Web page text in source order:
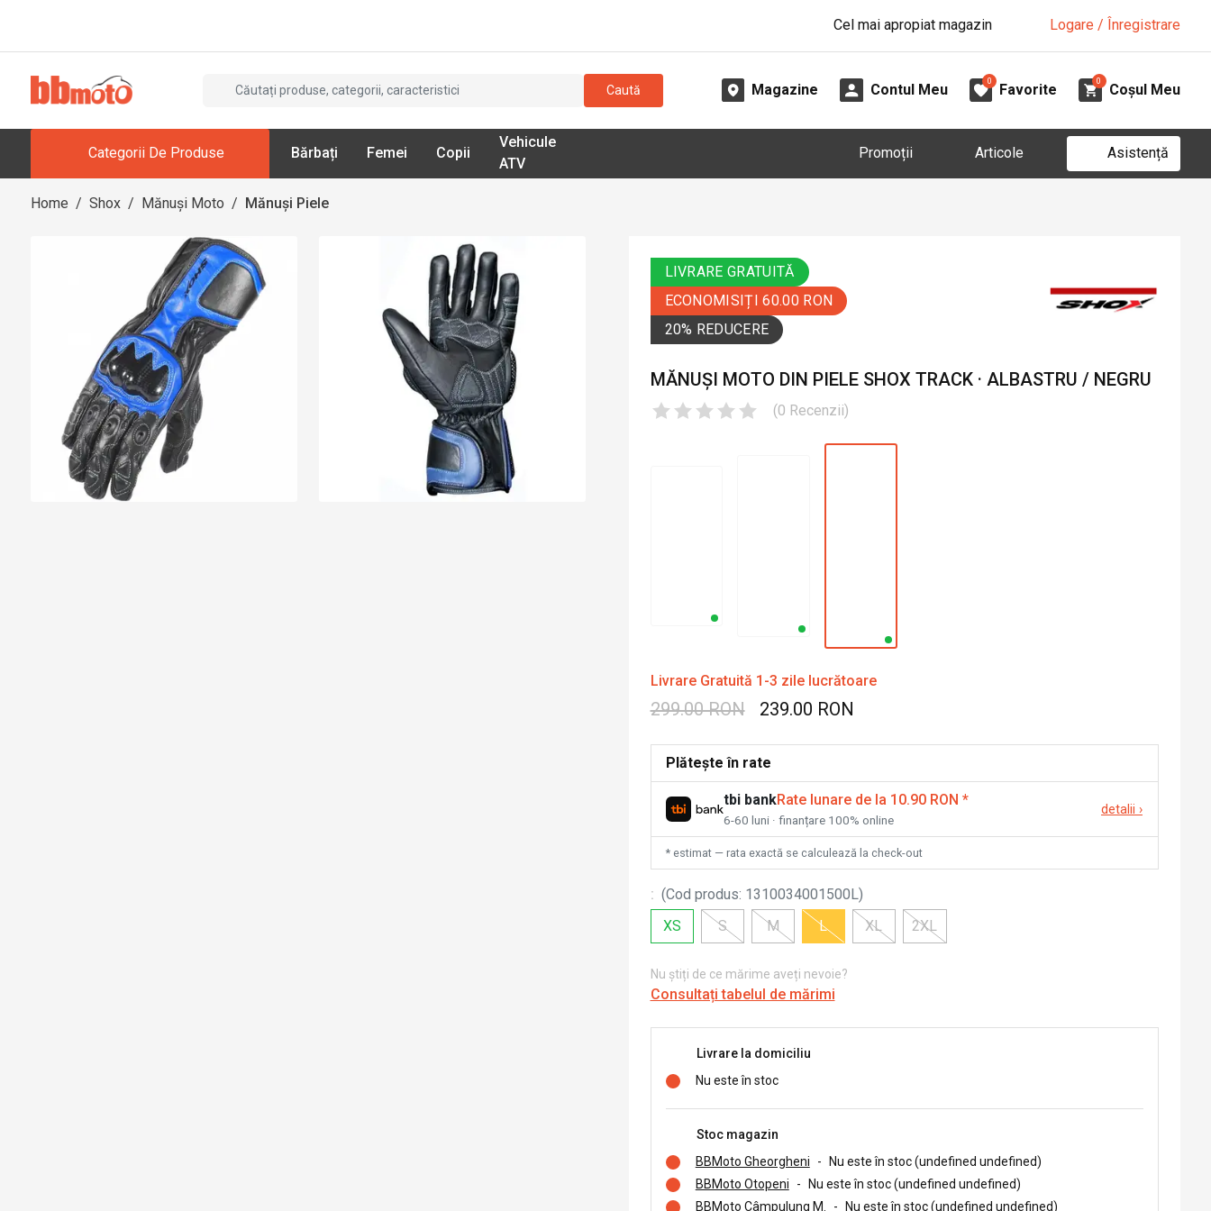
Cel mai apropiat magazin Logare / Înregistrare
Caută Magazine Contul Meu
0
Favorite
0
Coșul Meu
Categorii De Produse Bărbați Femei Copii
Vehicule
ATV
Promoții Articole Asistență
Home / Shox / Mănuși Moto / Mănuși Piele
LIVRARE GRATUITĂ
ECONOMISIȚI 60.00 RON
20% REDUCERE
MĂNUȘI MOTO DIN PIELE SHOX TRACK · ALBASTRU / NEGRU
(0 Recenzii)
Livrare Gratuită 1-3 zile lucrătoare
299.00 RON 239.00 RON
Plătește în rate
tbi bankRate lunare de la 10.90 RON *
6-60 luni · finanțare 100% online
detalii ›
* estimat — rata exactă se calculează la check-out
: (Cod produs: 1310034001500L)
XS
S M L XL 2XL
Nu știți de ce mărime aveți nevoie?
Consultați tabelul de mărimi
Livrare la domiciliu
Nu este în stoc
Stoc magazin
BBMoto Gheorgheni
-
Nu este în stoc (undefined undefined)
BBMoto Otopeni
-
Nu este în stoc (undefined undefined)
BBMoto Câmpulung M.
- Nu este în stoc (undefined undefined)